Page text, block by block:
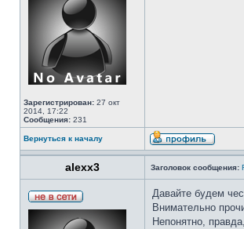
Зарегистрирован: 27 окт
2014, 17:22
Сообщения: 231
Вернуться к началу
alexx3 Заголовок сообщения:
Давайте будем
Внимательно
Непонятно,